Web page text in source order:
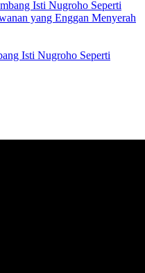
Isti Nugroho Seperti